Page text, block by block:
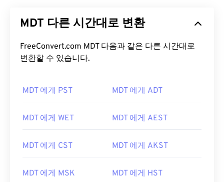
MDT 다른 시간대로 변환
FreeConvert.com MDT 다음과 같은 다른 시간대로
변환할 수 있습니다.
MDT 에게 PST MDT 에게 ADT
MDT 에게 WET MDT 에게 AEST
MDT 에게 CST MDT 에게 AKST
MDT 에게 MSK MDT 에게 HST